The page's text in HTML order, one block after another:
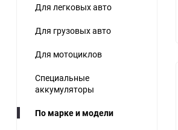
Для легковых авто
Для грузовых авто
Для мотоциклов
Специальные
аккумуляторы
По марке и модели